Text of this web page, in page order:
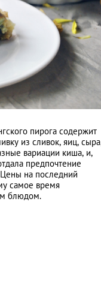
пирога содержит
из сливок, яиц,
вариации киша, и,
предпочтение
на последний
самое время
блюдом.